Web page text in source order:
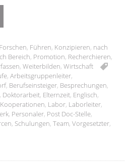
Forschen, Führen, Konzipieren, nach
Bereich, Promotion, Recherchieren,
,Weiterbilden,Wirtschaft
,Arbeitsgruppenleiter,
, Berufseinsteiger, Besprechungen,
, Doktorarbeit, Elternzeit, Englisch,
Kooperationen, Labor, Laborleiter,
, Personaler, Post Doc-Stelle,
, Schulungen,Team,Vorgesetzter,